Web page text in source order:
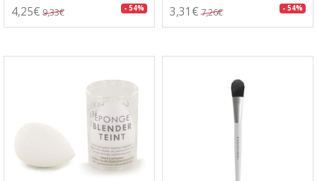
4,25€ 9,33€ - 54% 3,31€ 7,26€ - 54%